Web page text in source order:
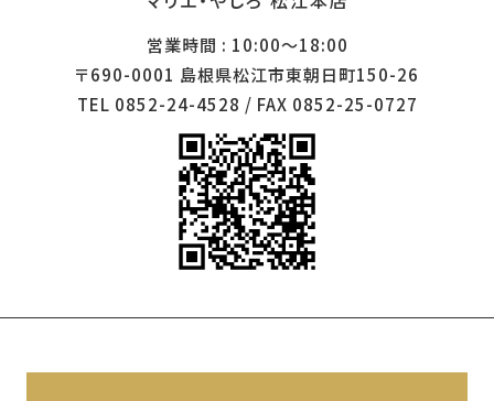
営業時間 : 10:00～18:00
〒690-0001 島根県松江市東朝日町150-26
TEL 0852-24-4528 / FAX 0852-25-0727